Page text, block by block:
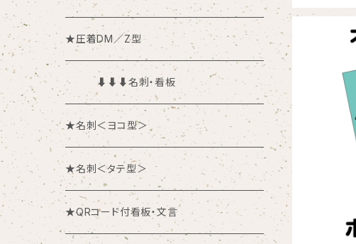
★圧着DM／Z型
⬇︎⬇︎⬇︎名刺・看板
★名刺＜ヨコ型＞
★名刺＜タテ型＞
★QRコード付看板・文言